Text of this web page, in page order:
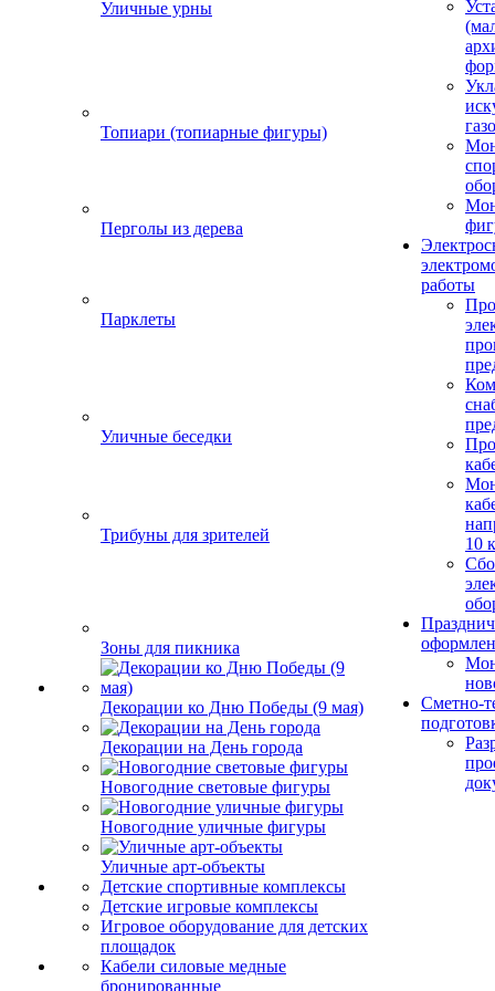
Уличные урны
Топиари (топиарные фигуры)
Перголы из дерева
Парклеты
Уличные беседки
Трибуны для зрителей
Зоны для пикника
Декорации ко Дню Победы (9 мая)
Декорации на День города
Новогодние световые фигуры
Новогодние уличные фигуры
Уличные арт-объекты
Детские спортивные комплексы
Детские игровые комплексы
Игровое оборудование для детских
площадок
Кабели силовые медные
бронированные
работы
10
Сметно-